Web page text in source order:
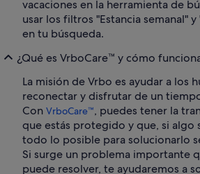
vacaciones en la herramienta de
usar los filtros "Estancia semanal" y
en tu búsqueda.
¿Qué es VrboCare™ y cómo
La misión de Vrbo es ayudar a los
reconectar y disfrutar de un
Con VrboCare™, puedes tener la
que estás protegido y que, si algo
todo lo posible para solucionarlo
Si surge un problema importante
puede resolver, te ayudaremos a